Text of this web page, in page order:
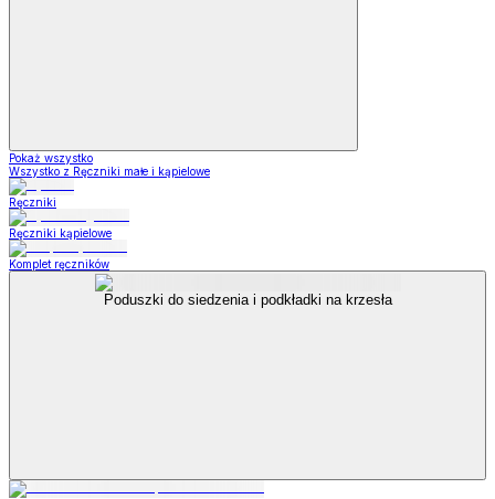
Pokaż wszystko
Wszystko z Ręczniki małe i kąpielowe
Ręczniki
Ręczniki kąpielowe
Komplet ręczników
Poduszki do siedzenia i podkładki na krzesła